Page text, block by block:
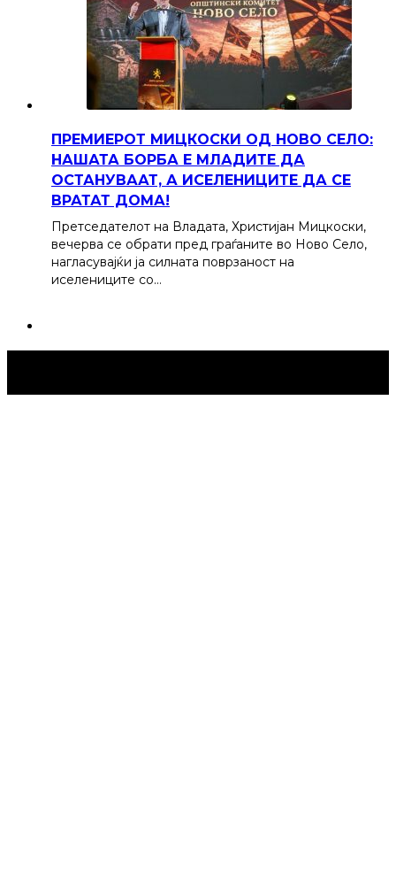
ПРЕМИЕРОТ МИЦКОСКИ ОД НОВО СЕЛО:
НАШАТА БОРБА Е МЛАДИТЕ ДА
ОСТАНУВААТ, А ИСЕЛЕНИЦИТЕ ДА СЕ
ВРАТАТ ДОМА!
Претседателот на Владата, Христијан Мицкоски,
вечерва се обрати пред граѓаните во Ново Село,
нагласувајќи ја силната поврзаност на
иселениците со…